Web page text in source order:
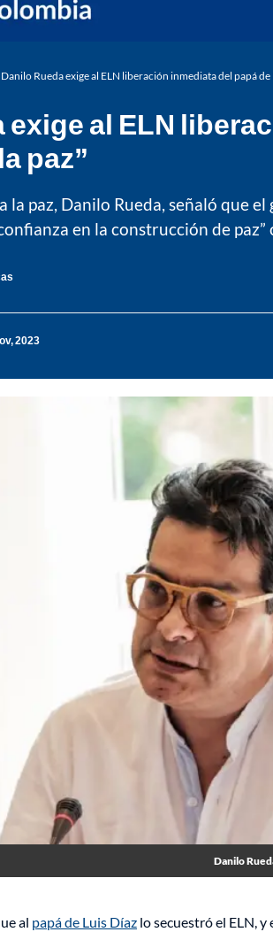
Danilo Rueda exige al ELN liberación inmediata del papá de
exige al ELN
paz”
la paz, Danilo Rueda, señaló que
en la construcción de
2023
Danilo
al papá de Luis Díaz lo secuestró el ELN,